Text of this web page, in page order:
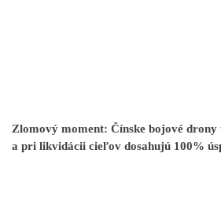
Zlomový moment: Čínske bojové drony
a pri likvidácii cieľov dosahujú 100%